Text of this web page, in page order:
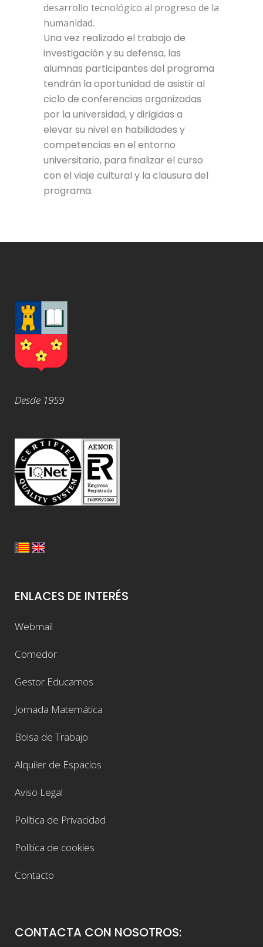
desarrollo tecnológico al progreso de la
humanidad.
Una vez realizado el trabajo de
investigación y su defensa, las
alumnas participantes del programa
tendrán la oportunidad de asistir al
ciclo de conferencias organizadas
por la universidad, y dirigidas a
elevar su nivel en habilidades y
competencias en el entorno
universitario, para finalizar el curso
con el viaje cultural y la clausura del
programa.
Desde 1959
ENLACES DE INTERÉS
Webmail
Comedor
Gestor Educamos
Jornada Matemática
Bolsa de Trabajo
Alquiler de Espacios
Aviso Legal
Política de Privacidad
Política de cookies
Contacto
CONTACTA CON NOSOTROS: